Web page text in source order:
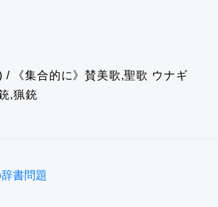
/ 《集合的に》賛美歌,聖歌 ウナギ
,猟銃
書問題